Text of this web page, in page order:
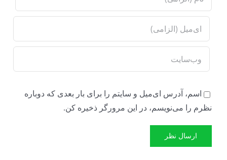
اسم، آدرس ای‌میل و سایتم را برای بار بعدی که دوباره
نظرم را می‌نویسم، در این مرورگر ذخیره کن.